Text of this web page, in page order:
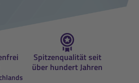
Spitzenqualität seit
über hundert Jahren